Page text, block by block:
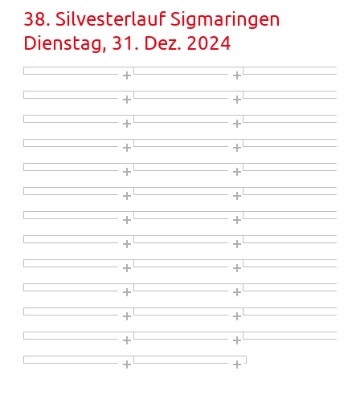
38. Silvesterlauf Sigmaringen
Dienstag, 31. Dez. 2024